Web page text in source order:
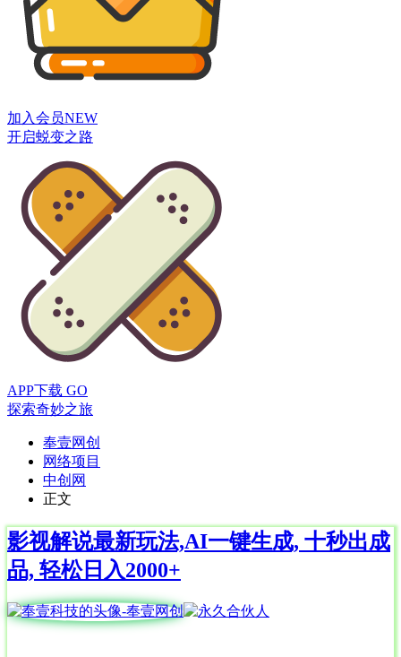
加入会员NEW
开启蜕变之路
APP下载 GO
探索奇妙之旅
奉壹网创
网络项目
中创网
正文
影视解说最新玩法,AI一键生成, 十秒出成
品, 轻松日入2000+